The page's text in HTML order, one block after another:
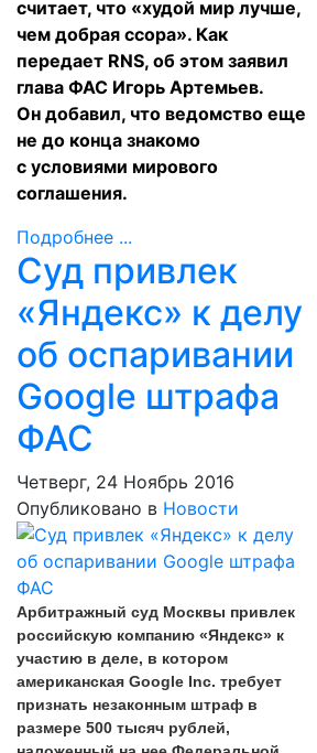
считает, что «худой мир лучше,
чем добрая ссора». Как
передает RNS, об этом заявил
глава ФАС Игорь Артемьев.
Он добавил, что ведомство еще
не до конца знакомо
с условиями мирового
соглашения.
Подробнее ...
Суд привлек
«Яндекс» к делу
об оспаривании
Google штрафа
ФАС
Четверг, 24 Ноябрь 2016
Опубликовано в Новости
Арбитражный суд Москвы привлек
российскую компанию «Яндекс» к
участию в деле, в котором
американская Google Inc. требует
признать незаконным штраф в
размере 500 тысяч рублей,